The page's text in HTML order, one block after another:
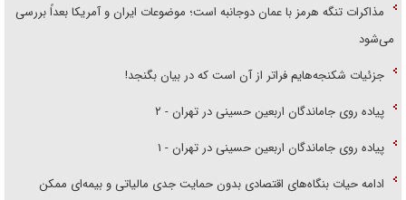
مذاکرات تنگه هرمز با عمان دوجانبه است؛ موضوعات ایران و آمریکا بعداً بررسی
می‌شود
جزئیات شکنجه‌هایم فراتر از آن است که در بیان بگنجد!
پیاده روی جاماندگان اربعین حسینی در تهران - ۲
پیاده روی جاماندگان اربعین حسینی در تهران - ۱
ادامه حیات بنگاه‌های اقتصادی بدون حمایت جدی مالیاتی و بیمه‌ای ممکن